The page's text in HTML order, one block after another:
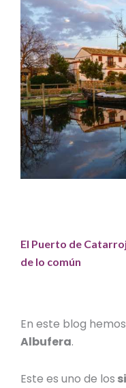
El Puerto de
de lo común
En este blog
Albufera.
Este es uno de los